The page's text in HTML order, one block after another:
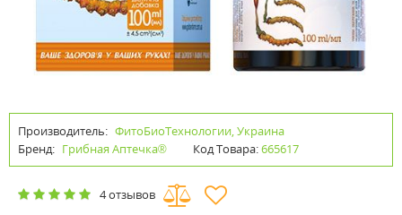
Производитель: ФитоБиоТехнологии, Украина
Бренд: Грибная Аптечка® Код Товара:665617
4 отзывов